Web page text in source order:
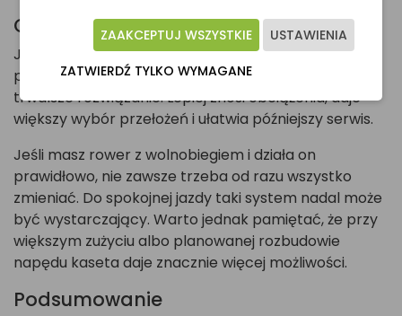
Co wybrać?
Jeśli kupujesz nowy rower i masz wybór, lepiej
postawić na model z kasetą. To nowocześniejsze i
trwalsze rozwiązanie. Lepiej znosi obciążenia, daje
większy wybór przełożeń i ułatwia późniejszy serwis.
Jeśli masz rower z wolnobiegiem i działa on
prawidłowo, nie zawsze trzeba od razu wszystko
zmieniać. Do spokojnej jazdy taki system nadal może
być wystarczający. Warto jednak pamiętać, że przy
większym zużyciu albo planowanej rozbudowie
napędu kaseta daje znacznie więcej możliwości.
Podsumowanie
USTAWIENIA
ZAAKCEPTUJ WSZYSTKIE
ZATWIERDŹ TYLKO WYMAGANE